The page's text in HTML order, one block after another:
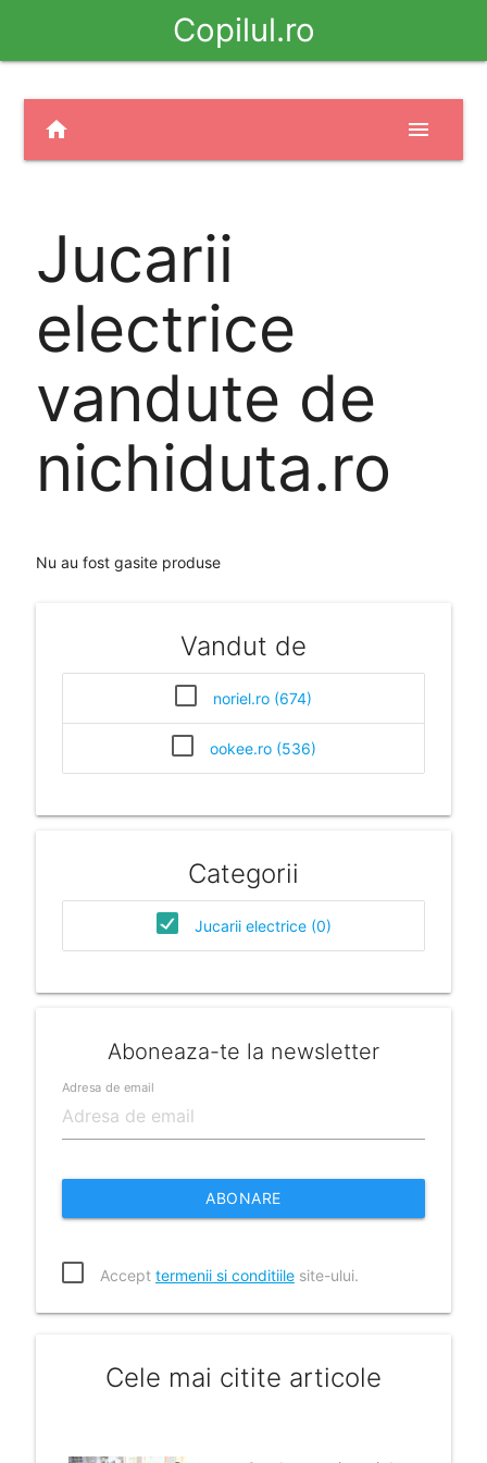
Copilul.ro
home menu
Jucarii
electrice
vandute de
nichiduta.ro
Nu au fost gasite produse
Vandut de
noriel.ro (674)
ookee.ro (536)
Categorii
Jucarii electrice (0)
Aboneaza-te la newsletter
Adresa de email
ABONARE
Accept termenii si conditiilesite-ului.
Cele mai citite articole